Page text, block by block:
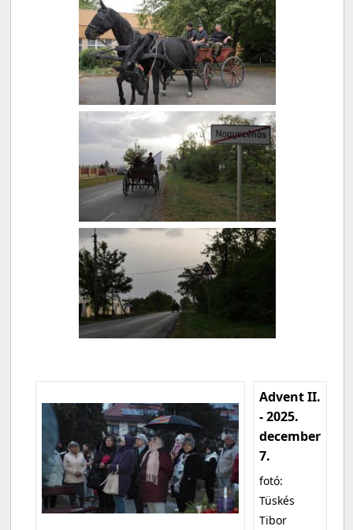
Advent II.
- 2025.
december
7.
fotó:
Tüskés
Tibor